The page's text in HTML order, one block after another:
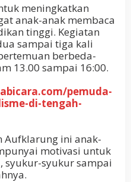
meningkatkan
anak-anak membaca
tinggi. Kegiatan
sampai tiga kali
berbeda-
13.00 sampai 16:00.
pemuda-
di-tengah-
Aufklarung ini anak-
motivasi untuk
syukur-syukur sampai